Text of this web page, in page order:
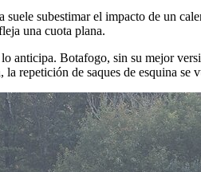
suele subestimar el impacto de un
una cuota plana.
anticipa. Botafogo, sin su mejor
la repetición de saques de esquina se